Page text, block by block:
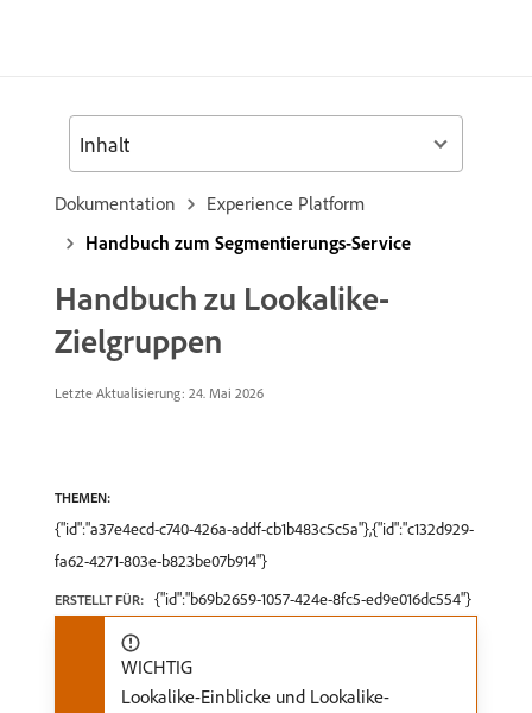
Dokumentation
Experience Platform
Handbuch zum Segmentierungs-Service
Handbuch zu Lookalike-
Zielgruppen
Letzte Aktualisierung: 24. Mai 2026
THEMEN:
{"id":"a37e4ecd-c740-426a-addf-cb1b483c5c5a"},{"id":"c132d929-
fa62-4271-803e-b823be07b914"}
ERSTELLT FÜR: {"id":"b69b2659-1057-424e-8fc5-ed9e016dc554"}
WICHTIG
Lookalike-Einblicke und Lookalike-
Inhalt